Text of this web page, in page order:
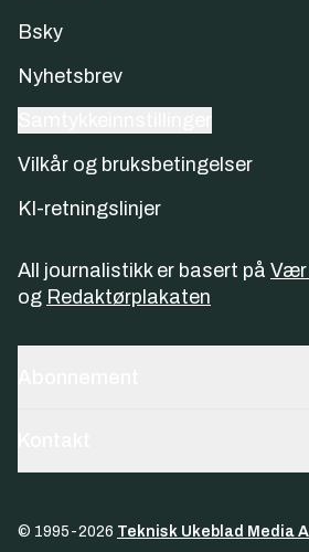
Bsky
Nyhetsbrev
Vilkår og bruksbetingelser
KI-retningslinjer
All journalistikk er basert på Vær
og Redaktørplakaten
© 1995-2026 Teknisk Ukeblad Media